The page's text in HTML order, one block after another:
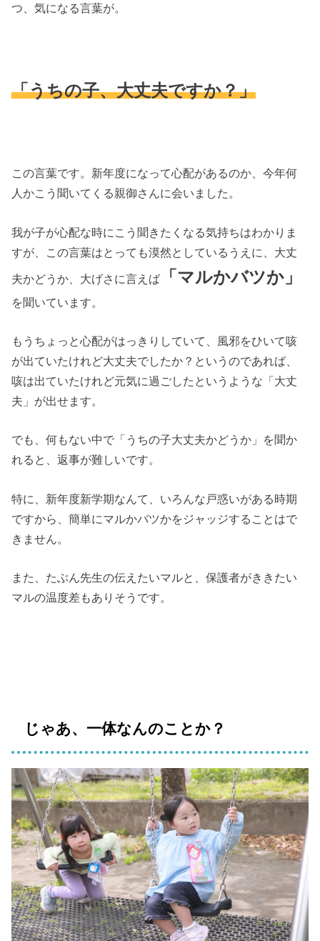
つ、気になる言葉が。
「うちの子、大丈夫ですか？」
この言葉です。新年度になって心配があるのか、今年何
人かこう聞いてくる親御さんに会いました。
我が子が心配な時にこう聞きたくなる気持ちはわかりま
すが、この言葉はとっても漠然としているうえに、大丈
夫かどうか、大げさに言えば 「マルかバツか」
を聞いています。
もうちょっと心配がはっきりしていて、風邪をひいて咳
が出ていたけれど大丈夫でしたか？というのであれば、
咳は出ていたけれど元気に過ごしたというような「大丈
夫」が出せます。
でも、何もない中で「うちの子大丈夫かどうか」を聞か
れると、返事が難しいです。
特に、新年度新学期なんて、いろんな戸惑いがある時期
ですから、簡単にマルかバツかをジャッジすることはで
きません。
また、たぶん先生の伝えたいマルと、保護者がききたい
マルの温度差もありそうです。
じゃあ、一体なんのことか？